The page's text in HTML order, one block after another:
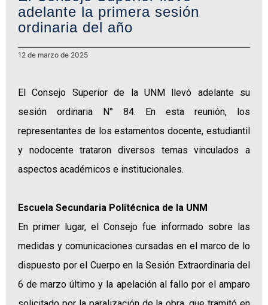
adelante la primera sesión
ordinaria del año
12 de marzo de 2025
El Consejo Superior de la UNM llevó adelante su
sesión ordinaria N° 84. En esta reunión, los
representantes de los estamentos docente, estudiantil
y nodocente trataron diversos temas vinculados a
aspectos académicos e institucionales.
Escuela Secundaria Politécnica de la UNM
En primer lugar, el Consejo fue informado sobre las
medidas y comunicaciones cursadas en el marco de lo
dispuesto por el Cuerpo en la Sesión Extraordinaria del
6 de marzo último y la apelación al fallo por el amparo